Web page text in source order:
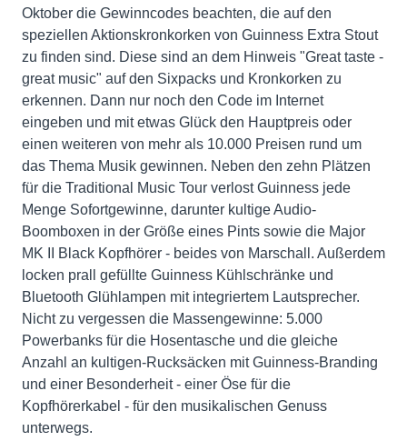
Oktober die Gewinncodes beachten, die auf den
speziellen Aktionskronkorken von Guinness Extra Stout
zu finden sind. Diese sind an dem Hinweis "Great taste -
great music" auf den Sixpacks und Kronkorken zu
erkennen. Dann nur noch den Code im Internet
eingeben und mit etwas Glück den Hauptpreis oder
einen weiteren von mehr als 10.000 Preisen rund um
das Thema Musik gewinnen. Neben den zehn Plätzen
für die Traditional Music Tour verlost Guinness jede
Menge Sofortgewinne, darunter kultige Audio-
Boomboxen in der Größe eines Pints sowie die Major
MK II Black Kopfhörer - beides von Marschall. Außerdem
locken prall gefüllte Guinness Kühlschränke und
Bluetooth Glühlampen mit integriertem Lautsprecher.
Nicht zu vergessen die Massengewinne: 5.000
Powerbanks für die Hosentasche und die gleiche
Anzahl an kultigen-Rucksäcken mit Guinness-Branding
und einer Besonderheit - einer Öse für die
Kopfhörerkabel - für den musikalischen Genuss
unterwegs.